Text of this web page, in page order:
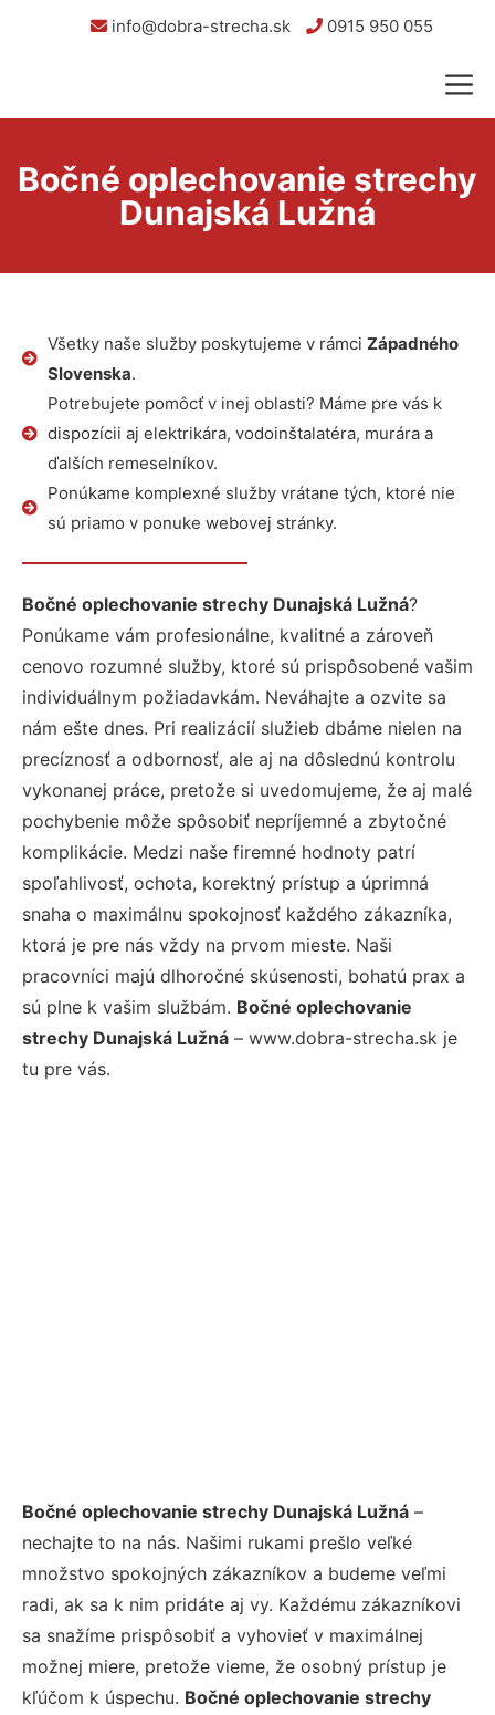
info@dobra-strecha.sk 0915 950 055
Bočné oplechovanie strechy
Dunajská Lužná
Všetky naše služby poskytujeme v rámci Západného
Slovenska.
Potrebujete pomôcť v inej oblasti? Máme pre vás k
dispozícii aj elektrikára, vodoinštalatéra, murára a
ďalších remeselníkov.
Ponúkame komplexné služby vrátane tých, ktoré nie
sú priamo v ponuke webovej stránky.
Bočné oplechovanie strechy Dunajská Lužná?
Ponúkame vám profesionálne, kvalitné a zároveň
cenovo rozumné služby, ktoré sú prispôsobené vašim
individuálnym požiadavkám. Neváhajte a ozvite sa
nám ešte dnes. Pri realizácií služieb dbáme nielen na
precíznosť a odbornosť, ale aj na dôslednú kontrolu
vykonanej práce, pretože si uvedomujeme, že aj malé
pochybenie môže spôsobiť nepríjemné a zbytočné
komplikácie. Medzi naše firemné hodnoty patrí
spoľahlivosť, ochota, korektný prístup a úprimná
snaha o maximálnu spokojnosť každého zákazníka,
ktorá je pre nás vždy na prvom mieste. Naši
pracovníci majú dlhoročné skúsenosti, bohatú prax a
sú plne k vašim službám. Bočné oplechovanie
strechy Dunajská Lužná – www.dobra-strecha.sk je
tu pre vás.
Bočné oplechovanie strechy Dunajská Lužná –
nechajte to na nás. Našimi rukami prešlo veľké
množstvo spokojných zákazníkov a budeme veľmi
radi, ak sa k nim pridáte aj vy. Každému zákazníkovi
sa snažíme prispôsobiť a vyhovieť v maximálnej
možnej miere, pretože vieme, že osobný prístup je
kľúčom k úspechu. Bočné oplechovanie strechy